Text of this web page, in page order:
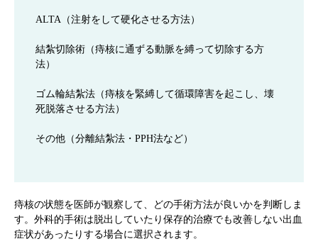
ALTA（注射をして硬化させる方法）
結紮切除術（痔核に通ずる動脈を縛って切除する方
法）
ゴム輪結紮法（痔核を緊縛して循環障害を起こし、壊
死脱落させる方法）
その他（分離結紮法・PPH法など）
痔核の状態を医師が観察して、どの手術方法が良いかを判断しま
す。外科的手術は脱出していたり保存的治療でも改善しない出血
症状があったりする場合に選択されます。